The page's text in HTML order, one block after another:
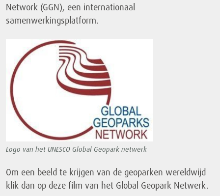
Network (GGN), een internationaal
samenwerkingsplatform.
Logo van het UNESCO Global Geopark netwerk
Om een beeld te krijgen van de geoparken wereldwijd
klik dan op deze film van het Global Geopark Netwerk.